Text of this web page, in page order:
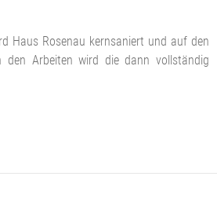
Haus Rosenau kernsaniert und auf den
den Arbeiten wird die dann vollständig